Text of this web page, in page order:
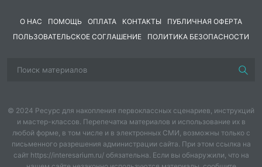
О НАС ПОМОЩЬ ОПЛАТА КОНТАКТЫ
ПУБЛИЧНАЯ ОФЕРТА
ПОЛЬЗОВАТЕЛЬСКОЕ СОГЛАШЕНИЕ
ПОЛИТИКА БЕЗОПАСНОСТИ
© 2024 Ресурс для накопления первоклассных сценариев, инструкций
и мастер-классов. Перепечатка материалов и использование их в
любой форме, в том числе и в электронных СМИ, возможны только с
письменного разрешения администрации сайта. При этом ссылка на
сайт https://interesarium.ru/ обязательна. Если вы обнаружили, что на